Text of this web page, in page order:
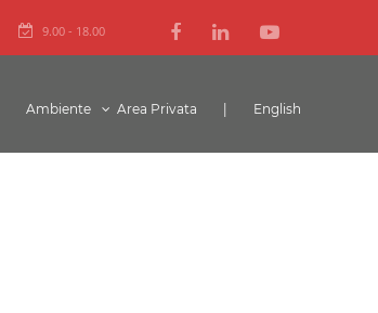
9.00 - 18.00
Ambiente Area Privata English